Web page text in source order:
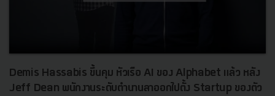
Demis Hassabis ขึ้นคุม หัวเรือ AI ของ Alphabet แล้ว หลัง
Jeff Dean พนักงานระดับตำนานลาออกไปตั้ง Startup ของตัว